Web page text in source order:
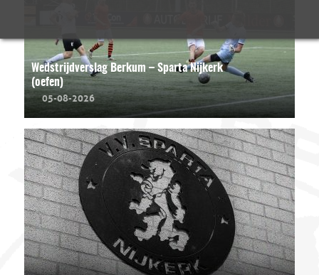
Wedstrijdverslag Berkum – Sparta Nijkerk
(oefen)
05-08-2026